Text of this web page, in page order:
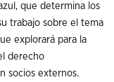
que determina los
trabajo sobre el tema
explorará para la
derecho
socios externos.